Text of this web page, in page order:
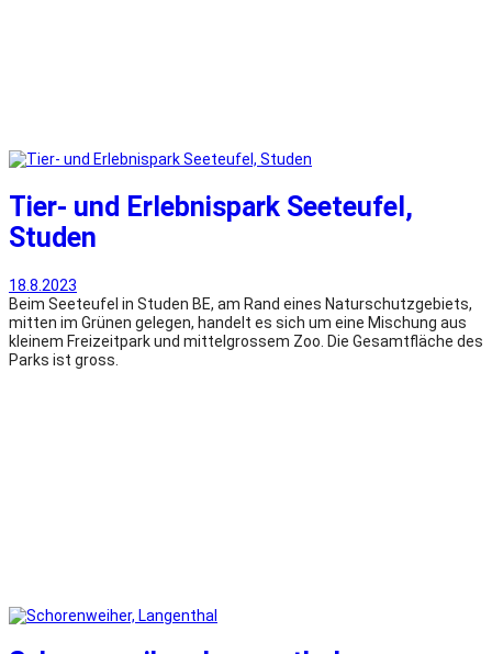
Tier- und Erlebnispark Seeteufel,
Studen
18.8.2023
Beim Seeteufel in Studen BE, am Rand eines Naturschutzgebiets,
mitten im Grünen gelegen, handelt es sich um eine Mischung aus
kleinem Freizeitpark und mittelgrossem Zoo. Die Gesamtfläche des
Parks ist gross.